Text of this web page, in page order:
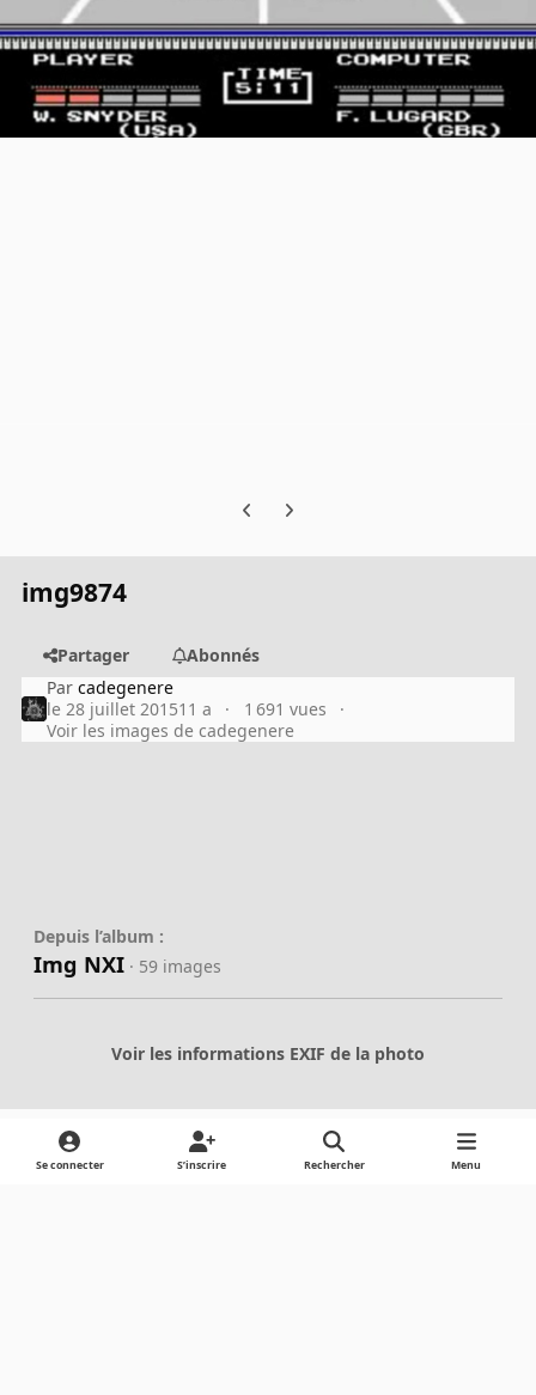
Previous carousel slide
Next carousel slide
img9874
Partager
Abonnés
Parcadegenere
le 28 juillet 201511 a
1 691 vues
Voir les images de cadegenere
Depuis l’album :
Img NXI · 59 images
Voir les informations EXIF de la photo
Partager
Se connecter S’inscrire Rechercher Menu